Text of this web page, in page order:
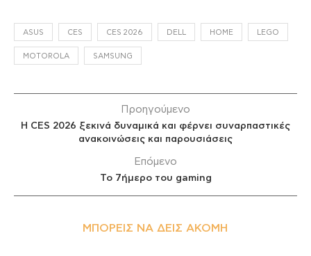
ASUS CES CES 2026 DELL HOME LEGO
MOTOROLA SAMSUNG
Προηγούμενο
Η CES 2026 ξεκινά δυναμικά και φέρνει συναρπαστικές
ανακοινώσεις και παρουσιάσεις
Επόμενο
Το 7ήμερο του gaming
ΜΠΟΡΕΊΣ ΝΑ ΔΕΙΣ ΑΚΌΜΗ